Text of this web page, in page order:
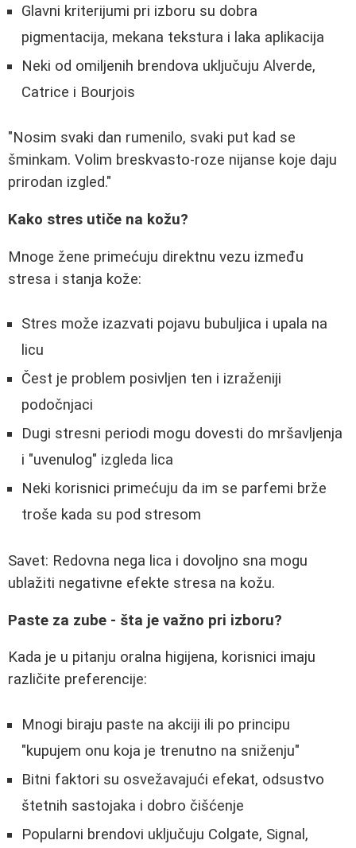
Glavni kriterijumi pri izboru su dobra
pigmentacija, mekana tekstura i laka aplikacija
Neki od omiljenih brendova uključuju Alverde,
Catrice i Bourjois
"Nosim svaki dan rumenilo, svaki put kad se
šminkam. Volim breskvasto-roze nijanse koje daju
prirodan izgled."
Kako stres utiče na kožu?
Mnoge žene primećuju direktnu vezu između
stresa i stanja kože:
Stres može izazvati pojavu bubuljica i upala na
licu
Čest je problem posivljen ten i izraženiji
podočnjaci
Dugi stresni periodi mogu dovesti do mršavljenja
i "uvenulog" izgleda lica
Neki korisnici primećuju da im se parfemi brže
troše kada su pod stresom
Savet: Redovna nega lica i dovoljno sna mogu
ublažiti negativne efekte stresa na kožu.
Paste za zube - šta je važno pri izboru?
Kada je u pitanju oralna higijena, korisnici imaju
različite preferencije:
Mnogi biraju paste na akciji ili po principu
"kupujem onu koja je trenutno na sniženju"
Bitni faktori su osvežavajući efekat, odsustvo
štetnih sastojaka i dobro čišćenje
Popularni brendovi uključuju Colgate, Signal,